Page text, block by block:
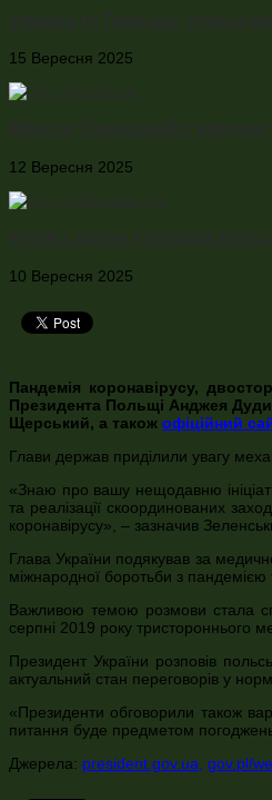
15 Вересня 2025
12 Вересня 2025
10 Вересня 2025
Пандемія коронавірусу,
Президента Польщі Анджея
Щерський, а також офіційний
Глави держав приділили увагу
«Знаю про вашу нещодавню
та реалізації скоординованих
коронавірусу», – зазначив
Глава України подякував за
міжнародної боротьби з пандемією
Важливою темою розмови стала
серпні 2019 року тристороннього
Президент України розповів
актуальний стан переговорів у
«Президенти обговорили також
питання буде предметом погоджень
Джерела: president.gov.ua gov.pl/